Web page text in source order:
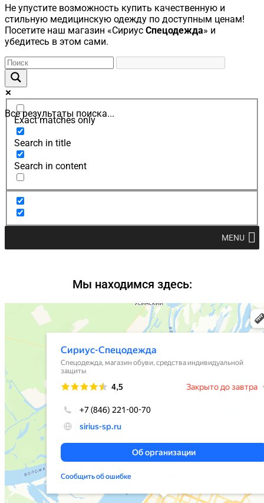
Не упустите возможность купить качественную и
стильную медицинскую одежду по доступным ценам!
Посетите наш магазин «Сириус Спецодежда» и
убедитесь в этом сами.
Все результаты поиска...
Exact matches only
Search in title
Search in content
MENU
Мы находимся здесь: